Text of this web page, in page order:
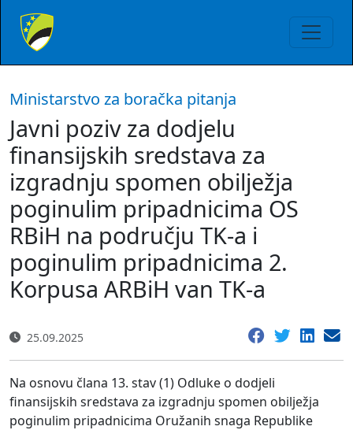
Ministarstvo za boračka pitanja
Javni poziv za dodjelu
finansijskih sredstava za
izgradnju spomen obilježja
poginulim pripadnicima OS
RBiH na području TK-a i
poginulim pripadnicima 2.
Korpusa ARBiH van TK-a
25.09.2025
Na osnovu člana 13. stav (1) Odluke o dodjeli
finansijskih sredstava za izgradnju spomen obilježja
poginulim pripadnicima Oružanih snaga Republike